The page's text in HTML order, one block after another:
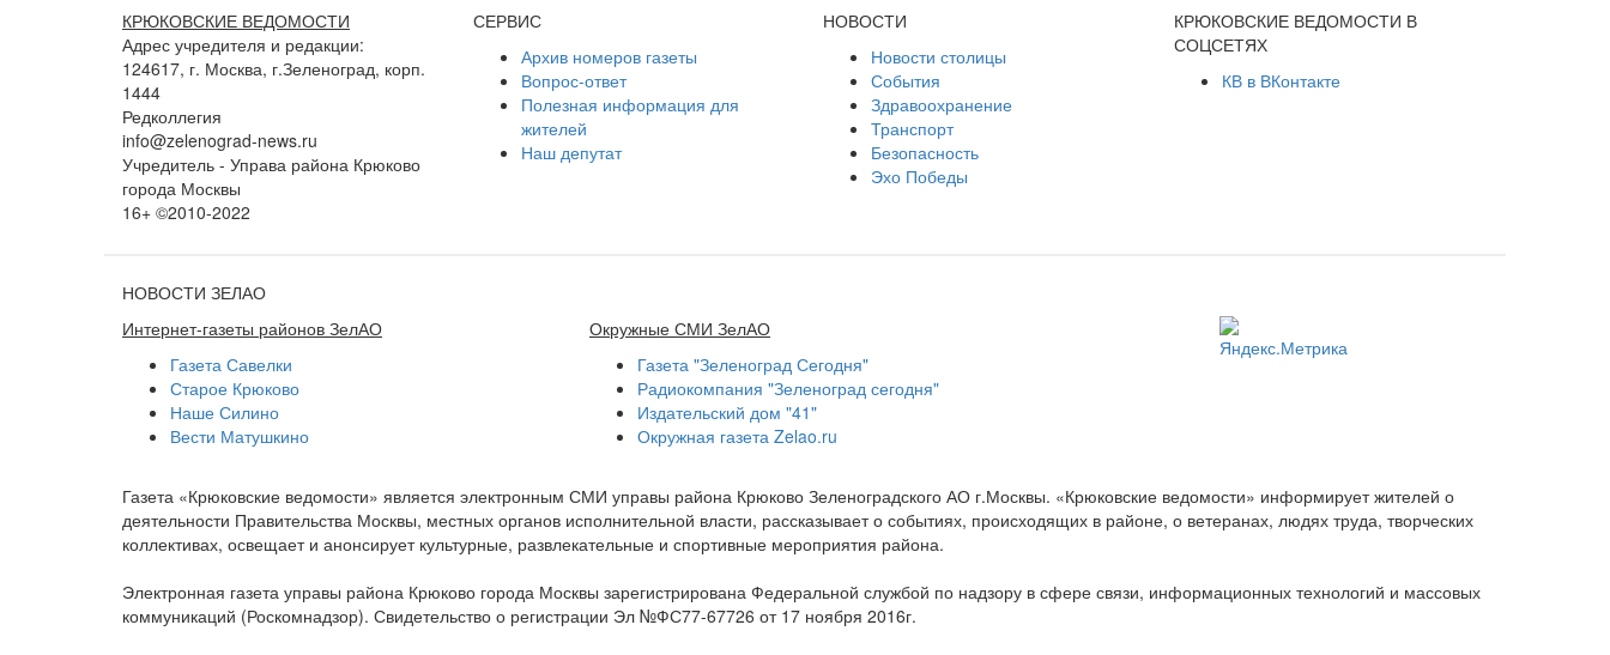
КРЮКОВСКИЕ ВЕДОМОСТИ
Адрес учредителя и редакции:
124617, г. Москва, г.Зеленоград, корп.
1444
Редколлегия
info@zelenograd-news.ru
Учредитель - Управа района Крюково
города Москвы
16+ ©2010-2022
СЕРВИС
Архив номеров газеты
Вопрос-ответ
Полезная информация для
жителей
Наш депутат
НОВОСТИ
Новости столицы
События
Здравоохранение
Транспорт
Безопасность
Эхо Победы
КРЮКОВСКИЕ ВЕДОМОСТИ В
СОЦСЕТЯХ
КВ в ВКонтакте
НОВОСТИ ЗЕЛАО
Интернет-газеты районов ЗелАО
Газета Савелки
Старое Крюково
Наше Силино
Вести Матушкино
Окружные СМИ ЗелАО
Газета "Зеленоград Сегодня"
Радиокомпания "Зеленоград сегодня"
Издательский дом "41"
Окружная газета Zelao.ru
Газета «Крюковские ведомости» является электронным СМИ управы района Крюково Зеленоградского АО г.Москвы. «Крюковские ведомости» информирует жителей о
деятельности Правительства Москвы, местных органов исполнительной власти, рассказывает о событиях, происходящих в районе, о ветеранах, людях труда, творческих
коллективах, освещает и анонсирует культурные, развлекательные и спортивные мероприятия района.
Электронная газета управы района Крюково города Москвы зарегистрирована Федеральной службой по надзору в сфере связи, информационных технологий и массовых
коммуникаций (Роскомнадзор). Свидетельство о регистрации Эл №ФС77-67726 от 17 ноября 2016г.